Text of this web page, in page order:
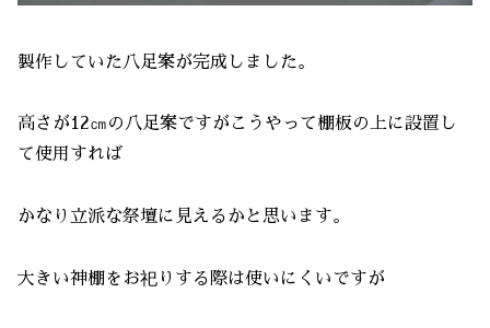
製作していた八足案が完成しました。
高さが12㎝の八足案ですがこうやって棚板の上に設置し
て使用すれば
かなり立派な祭壇に見えるかと思います。
大きい神棚をお祀りする際は使いにくいですが